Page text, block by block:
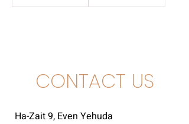
CONTACT US
Ha-Zait 9, Even Yehuda